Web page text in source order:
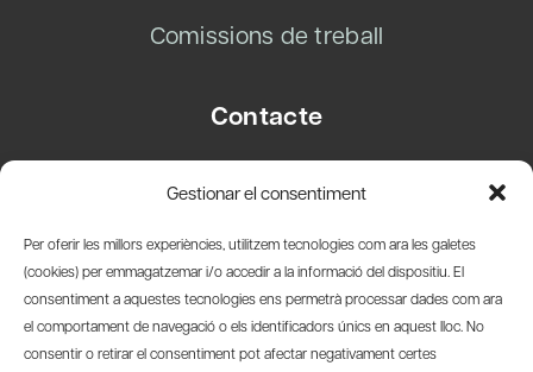
Gestionar el consentiment
Per oferir les millors experiències, utilitzem tecnologies com ara les galetes
(cookies) per emmagatzemar i/o accedir a la informació del dispositiu. El
consentiment a aquestes tecnologies ens permetrà processar dades com ara
el comportament de navegació o els identificadors únics en aquest lloc. No
consentir o retirar el consentiment pot afectar negativament certes
Comissions de treball
Contacte
08003 Barcelona
info@amicsdelpais.com
Suscripció Newsletter